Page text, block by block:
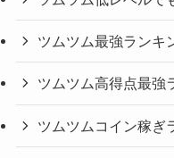
ツムツム最強ランキ
ツムツム高得点最強
ツムツムコイン稼ぎ